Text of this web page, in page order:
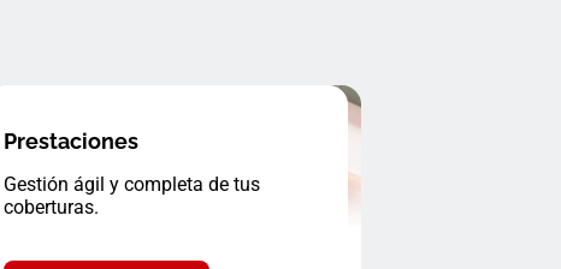
Prestaciones
Gestión ágil y completa de tus
coberturas.